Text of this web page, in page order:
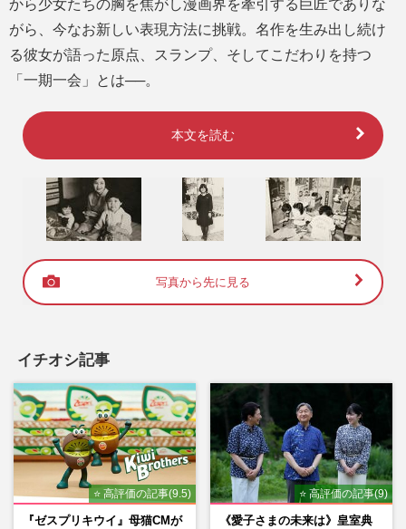
から少女たちの胸を焦がし漫画界を牽引する巨匠でありな
がら、今なお新しい表現方法に挑戦。名作を生み出し続け
る彼女が語った原点、スランプ、そしてこだわりを持つ
「一期一会」とは──。
本文を読む
写真から先に見る
イチオシ記事
⭐ 高評価の記事(9.5)
『ゼスプリキウイ』母猫CMが
⭐ 高評価の記事(9)
《愛子さまの未来は》皇室典